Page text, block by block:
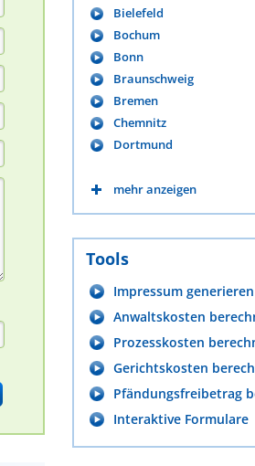
Bielefeld
Bochum
Bonn
Braunschweig
Bremen
Chemnitz
Dortmund
mehr anzeigen
Tools
Impressum generieren
Anwaltskosten
Prozesskosten
Gerichtskosten
Pfändungsfreibetrag
Interaktive Formulare